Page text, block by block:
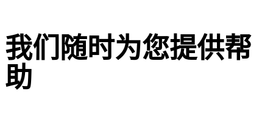
我们随时为您提供帮
助